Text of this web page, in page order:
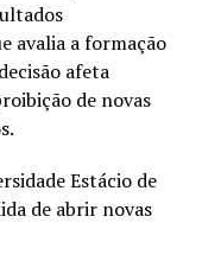
avalia a formação
afeta
de novas
Estácio de
de abrir novas